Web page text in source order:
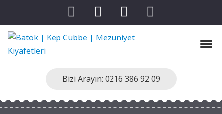
Batok | Kep Cübbe | Mezuniyet Kıyafetleri
Bizi Arayın: 0216 386 92 09